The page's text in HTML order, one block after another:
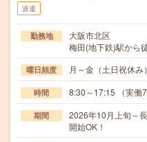
派遣
勤務地
大阪市北区
梅田(地下鉄)駅から
曜日頻度 月～金（土日祝休み）
時間 8:30～17:15 （実
期間
2026年10月上旬～
開始OK！